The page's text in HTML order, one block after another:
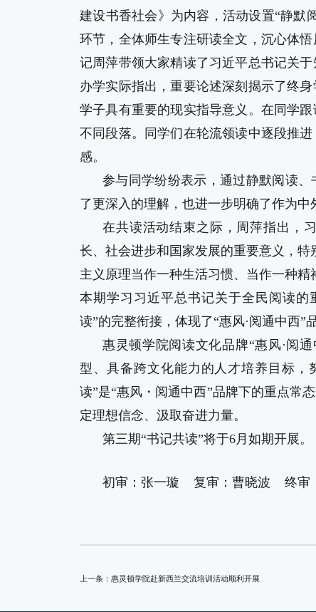
建设书香社会》为内容，活动设置“静默
环节，全体师生专注研读全文，沉心体
记周萍带领大家精读了习近平总书记关
办学实际指出，重要论述深刻揭示了终
学子具有重要的现实指导意义。在同学
不同段落。同学们在轮流领读中逐段推
感。
参与同学纷纷表示，通过静默阅读
了更深入的理解，也进一步明确了作为中
在共读活动结束之际，周萍指出，
长、社会进步和国家发展的重要意义，
主义原理当作一种生活习惯、当作一种
本期学习习近平总书记关于全民阅读的
读”的完整衔接，体现了“惠风·阅通中西”
惠灵顿学院阅读文化品牌“惠风·阅
型、具备跨文化能力的人才培养目标
读”是“惠风・阅通中西”品牌下的重点常
定理想信念、汲取奋进力量。
第三期“书记共读”将于6月如期开展。
初审：张一璇 复审：曹晓波 终审
上一条： 惠灵顿学院赴新西兰交流培训活动顺利开展